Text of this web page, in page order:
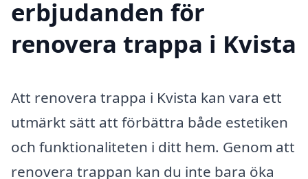
erbjudanden för
renovera trappa i Kvista
Att renovera trappa i Kvista kan vara ett
utmärkt sätt att förbättra både estetiken
och funktionaliteten i ditt hem. Genom att
renovera trappan kan du inte bara öka